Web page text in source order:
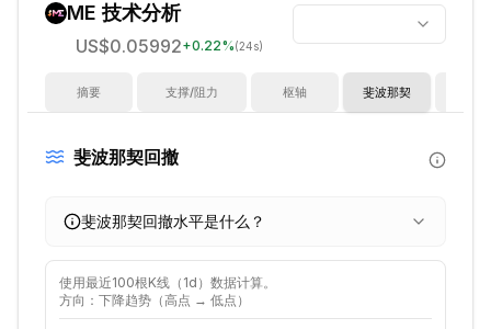
ME 技术分析
US$0.05992+0.22%(24s)
摘要 支撑/阻力 枢轴 斐波那契
斐波那契回撤
斐波那契回撤水平是什么？
使用最近100根K线（ 1d ）数据计算。
方向：下降趋势（高点 → 低点）